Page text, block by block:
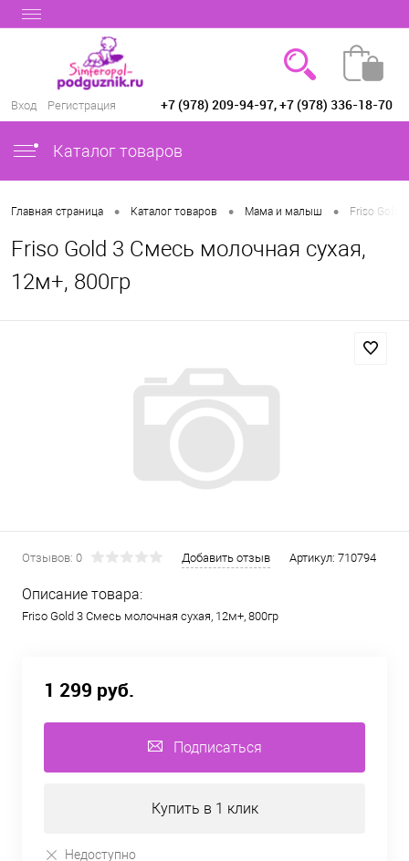
Вход Регистрация +7 (978) 209-94-97, +7 (978) 336-18-70
Каталог товаров
Главная страница • Каталог товаров • Мама и малыш • Friso Gold
Friso Gold 3 Смесь молочная сухая,
12м+, 800гр
Отзывов: 0 Добавить отзыв Артикул: 710794
Описание товара:
Friso Gold 3 Смесь молочная сухая, 12м+, 800гр
1 299 руб.
Подписаться
Купить в 1 клик
Недоступно